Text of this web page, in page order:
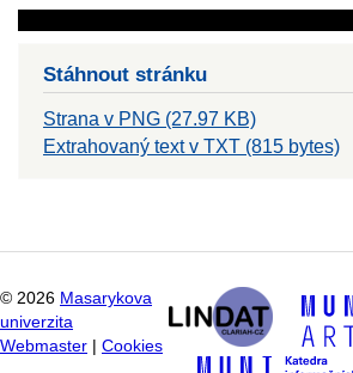
Stáhnout stránku
Strana v PNG (27.97 KB)
Extrahovaný text v TXT (815 bytes)
© 2026 Masarykova
univerzita
Webmaster
Cookies